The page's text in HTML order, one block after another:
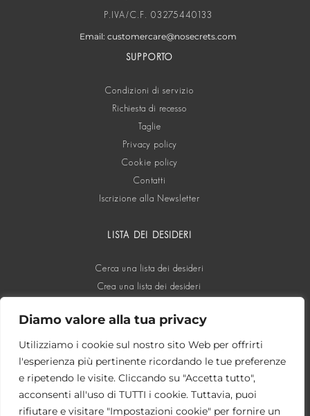
Diamo valore alla tua privacy
Utilizziamo i cookie sul nostro sito Web per offrirti
l'esperienza più pertinente ricordando le tue preferenze
e ripetendo le visite. Cliccando su "Accetta tutto",
acconsenti all'uso di TUTTI i cookie. Tuttavia, puoi
rifiutare e visitare "Impostazioni cookie" per fornire un
P.IVA/C.F. 03275440133
Email: customercare@nosecrets.com
SUPPORTO
Condizioni di servizio
Richiesta di recesso
Taglie
Privacy policy
Cookie policy
Contatti
Iscrizione alla Newsletter
LISTA DEI DESIDERI
Cerca una lista dei desideri
Crea una lista dei desideri
SOCIAL